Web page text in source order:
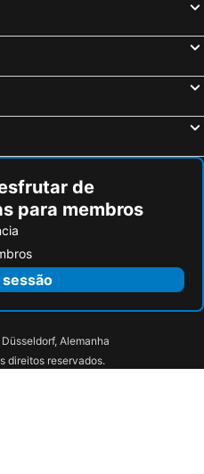
Barcelona, Catalunha Hotéis
de
para membros
Alemanha
direitos reservados.